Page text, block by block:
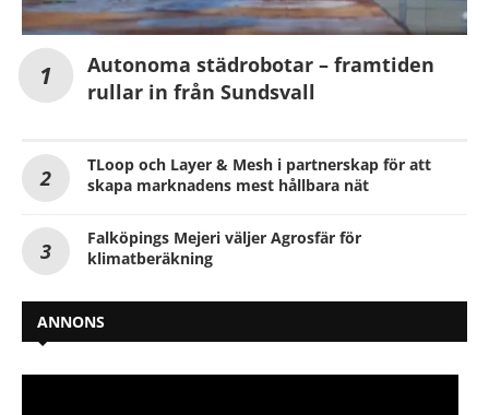
Autonoma städrobotar – framtiden
rullar in från Sundsvall
TLoop och Layer & Mesh i partnerskap för att
skapa marknadens mest hållbara nät
Falköpings Mejeri väljer Agrosfär för
klimatberäkning
ANNONS